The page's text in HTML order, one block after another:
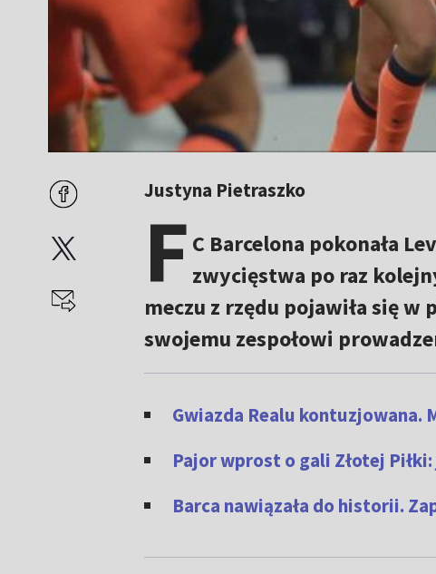
Justyna Pietraszko
F C Barcelona pokonała
zwycięstwa po raz
meczu z rzędu pojawiła się w
swojemu zespołowi
Gwiazda Realu kontuzjowana.
Pajor wprost o gali Złotej
Barca nawiązała do historii.